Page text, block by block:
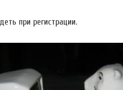
при регистрации.